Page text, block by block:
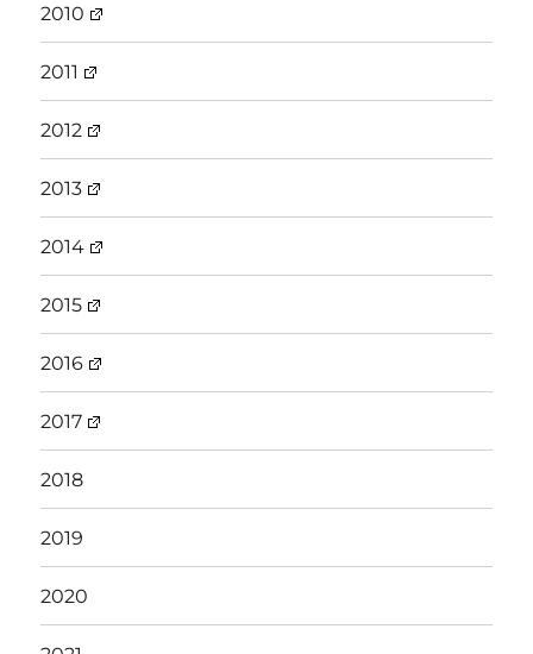
2010
2011
2012
2013
2014
2015
2016
2017
2018
2019
2020